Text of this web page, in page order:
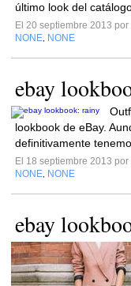
último look del
El 20 septiembre 2013 por
NONE NONE
ebay
lookbook de eBay.
definitivamente
El 18 septiembre 2013 por
NONE NONE
ebay